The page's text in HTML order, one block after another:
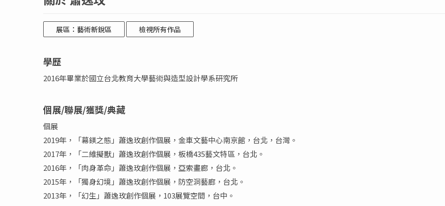
展區：藝術新銳區 檢視所有作品
學歷
2016年畢業於國立台北教育大學藝術與造型設計學系研究所
個展/聯展/獲獎/典藏
個展
2019年，「幕鎂之態」蕭逸玫創作個展，金車文藝中心南京館，台北，台灣。
2017年，「二維擬獸」蕭逸玫創作個展，板橋435藝文特區，台北。
2016年，「肉身革命」蕭逸玫創作個展，亞索畫廊，台北。
2015年，「獨身幻境」蕭逸玫創作個展，防空洞藝廊，台北。
2013年，「幻生」蕭逸玫創作個展，103展覽空間，台中。